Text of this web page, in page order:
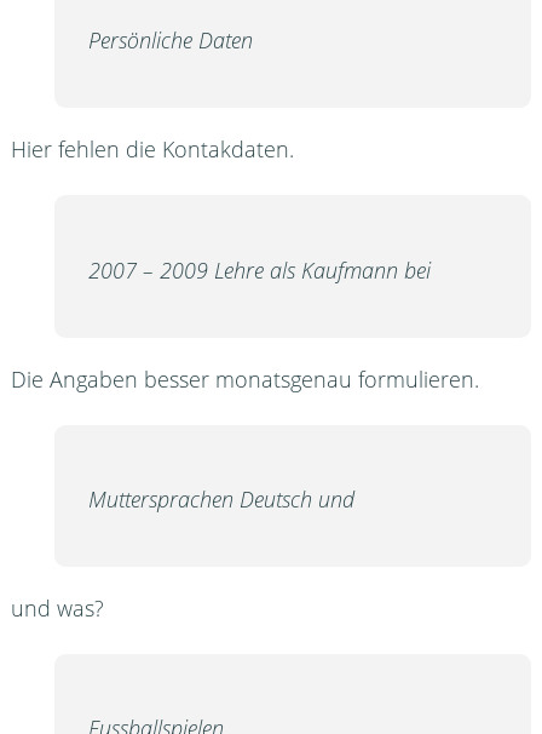
Persönliche Daten
Hier fehlen die Kontakdaten.
2007 – 2009 Lehre als Kaufmann bei
Die Angaben besser monatsgenau formulieren.
Muttersprachen Deutsch und
und was?